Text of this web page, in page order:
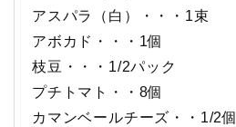
アスパラ（白）・・・1束
アボカド・・・1個
枝豆・・・1/2パック
プチトマト・・8個
カマンベールチーズ・・1/2個